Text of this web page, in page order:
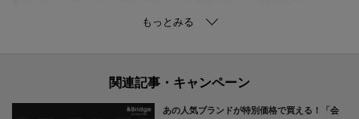
※製造過程の工程上、カラーにより生地感が異なる場合がございます。
あの人気ブランドが特別価格で買える！「会